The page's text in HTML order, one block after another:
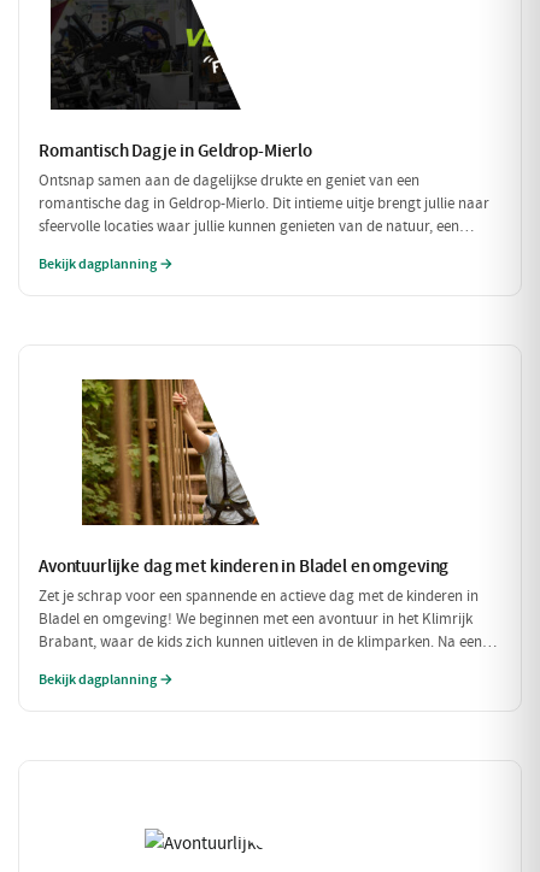
Romantisch Dagje in Geldrop-Mierlo
Ontsnap samen aan de dagelijkse drukte en geniet van een
romantische dag in Geldrop-Mierlo. Dit intieme uitje brengt jullie naar
sfeervolle locaties waar jullie kunnen genieten van de natuur, een
de omgeving en elkaar.
Bekijk dagplanning →
Avontuurlijke dag met kinderen in Bladel en omgeving
Zet je schrap voor een spannende en actieve dag met de kinderen in
Bladel en omgeving! We beginnen met een avontuur in het Klimrijk
Brabant, waar de kids zich kunnen uitleven in de klimparken. Na een
heerlijke traktatie bij Milly's IJs Boutique, waar je kunt zien hoe het
Bekijk dagplanning →